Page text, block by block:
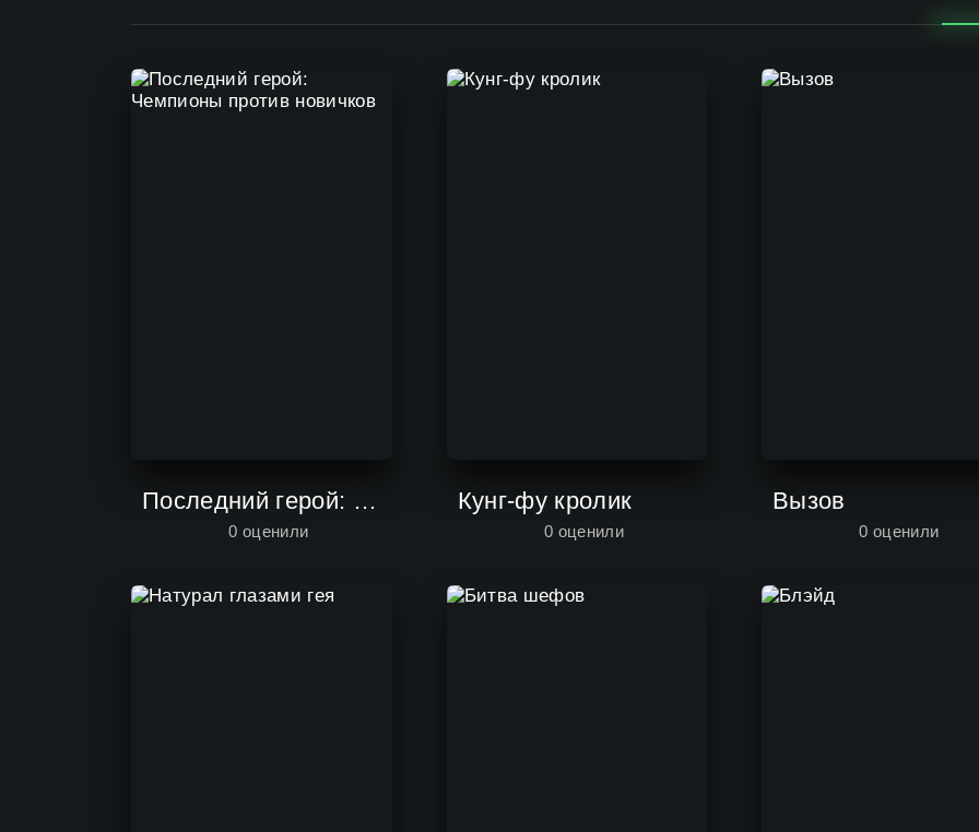
Последний герой: Чемпионы против новичков
0 оценили
Кунг-фу кролик
0 оценили
Вызов
0 оценили